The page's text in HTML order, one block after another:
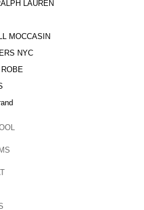
LAUREN
MOCCASIN
NYC